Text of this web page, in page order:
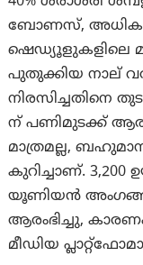
ബോണസ്, അധിക
ഷെഡ്യൂളുകളിലെ
പുതുക്കിയ നാല്
നിരസിച്ചതിനെ
ന് പണിമുടക്ക്
മാത്രമല്ല,
കുറിച്ചാണ്. 3,200
യൂണിയൻ
ആരംഭിച്ചു, കാരണം
മീഡിയ